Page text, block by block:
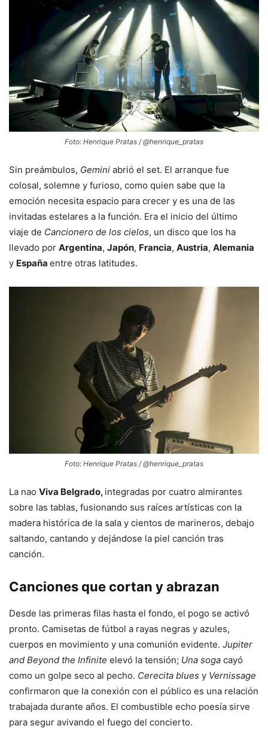
Foto: Henrique Pratas / @henrique_pratas
Sin preámbulos, Gemini abrió el set. El arranque fue
colosal, solemne y furioso, como quien sabe que la
emoción necesita espacio para crecer y es una de las
invitadas estelares a la función. Era el inicio del último
viaje de Cancionero de los cielos, un disco que los ha
llevado por Argentina, Japón, Francia, Austria, Alemania
y España entre otras latitudes.
Foto: Henrique Pratas / @henrique_pratas
La nao Viva Belgrado, integradas por cuatro almirantes
sobre las tablas, fusionando sus raíces artísticas con la
madera histórica de la sala y cientos de marineros, debajo
saltando, cantando y dejándose la piel canción tras
canción.
Canciones que cortan y abrazan
Desde las primeras filas hasta el fondo, el pogo se activó
pronto. Camisetas de fútbol a rayas negras y azules,
cuerpos en movimiento y una comunión evidente. Jupiter
and Beyond the Infinite elevó la tensión; Una soga cayó
como un golpe seco al pecho. Cerecita blues y Vernissage
confirmaron que la conexión con el público es una relación
trabajada durante años. El combustible echo poesía sirve
para segur avivando el fuego del concierto.